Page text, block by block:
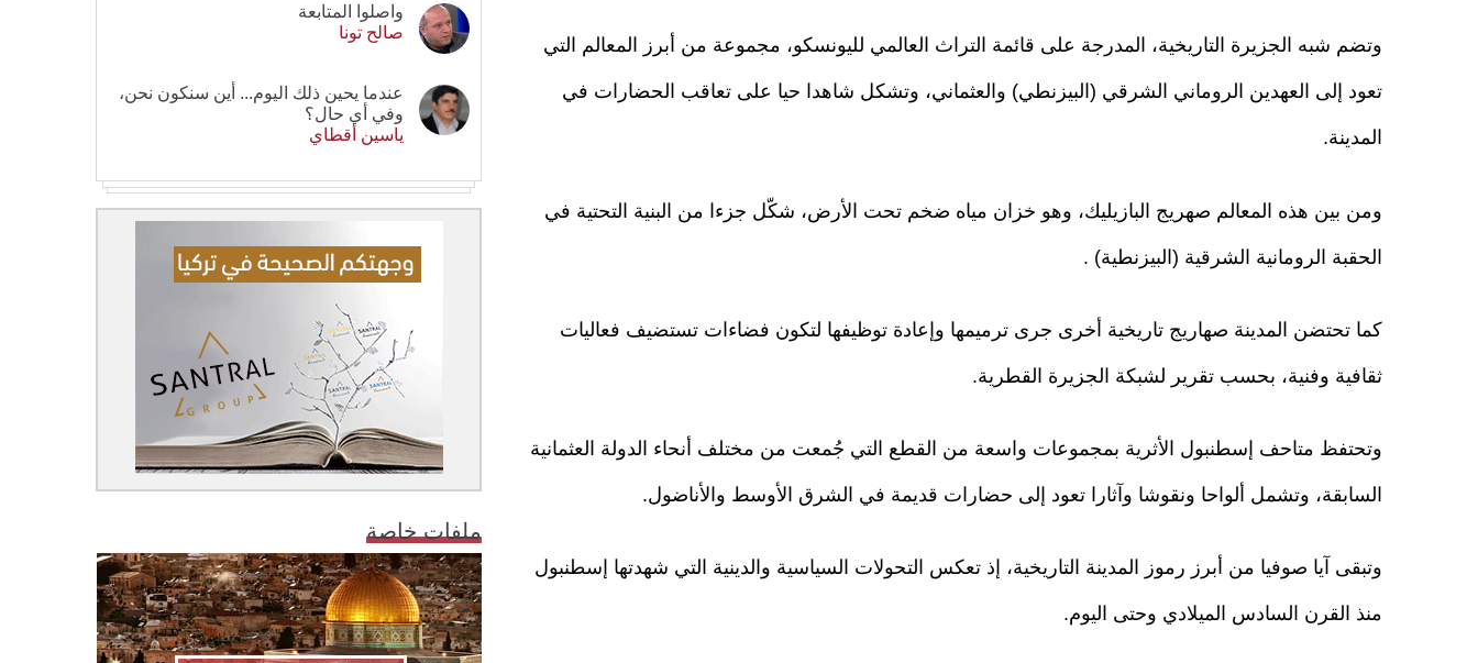
وتضم شبه الجزيرة التاريخية، المدرجة على قائمة التراث العالمي لليونسكو، مجموعة من أبرز المعالم التي
تعود إلى العهدين الروماني الشرقي (البيزنطي) والعثماني، وتشكل شاهدا حيا على تعاقب الحضارات في
المدينة.
ومن بين هذه المعالم صهريج البازيليك، وهو خزان مياه ضخم تحت الأرض، شكّل جزءا من البنية التحتية في
الحقبة الرومانية الشرقية (البيزنطية) .
كما تحتضن المدينة صهاريج تاريخية أخرى جرى ترميمها وإعادة توظيفها لتكون فضاءات تستضيف فعاليات
ثقافية وفنية، بحسب تقرير لشبكة الجزيرة القطرية.
وتحتفظ متاحف إسطنبول الأثرية بمجموعات واسعة من القطع التي جُمعت من مختلف أنحاء الدولة العثمانية
السابقة، وتشمل ألواحا ونقوشا وآثارا تعود إلى حضارات قديمة في الشرق الأوسط والأناضول.
وتبقى آيا صوفيا من أبرز رموز المدينة التاريخية، إذ تعكس التحولات السياسية والدينية التي شهدتها إسطنبول
منذ القرن السادس الميلادي وحتى اليوم.
واصلوا المتابعة
صالح تونا
عندما يحين ذلك اليوم... أين سنكون نحن،
وفي أي حال؟
ياسين أقطاي
ملفات خاصة